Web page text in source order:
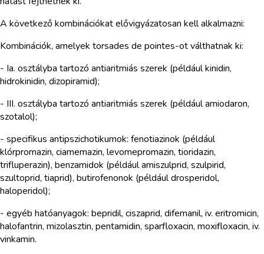
A következő kombinációkat elővigyázatosan kell alkalmazni:
Kombinációk, amelyek torsades de pointes-ot válthatnak ki:
- Ia. osztályba tartozó antiaritmiás szerek (például kinidin,
hidrokinidin, dizopiramid);
- III. osztályba tartozó antiaritmiás szerek (például amiodaron,
szotalol);
- specifikus antipszichotikumok: fenotiazinok (például
klórpromazin, ciamemazin, levomepromazin, tioridazin,
trifluperazin), benzamidok (például amiszulprid, szulpirid,
szultoprid, tiaprid), butirofenonok (például drosperidol,
haloperidol);
- egyéb hatóanyagok: bepridil, ciszaprid, difemanil, iv. eritromicin,
halofantrin, mizolasztin, pentamidin, sparfloxacin, moxifloxacin, iv.
vinkamin.